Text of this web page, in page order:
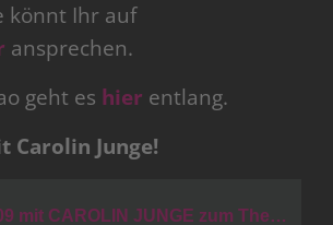
könnt Ihr auf
ansprechen.
geht es hier entlang.
Carolin Junge!